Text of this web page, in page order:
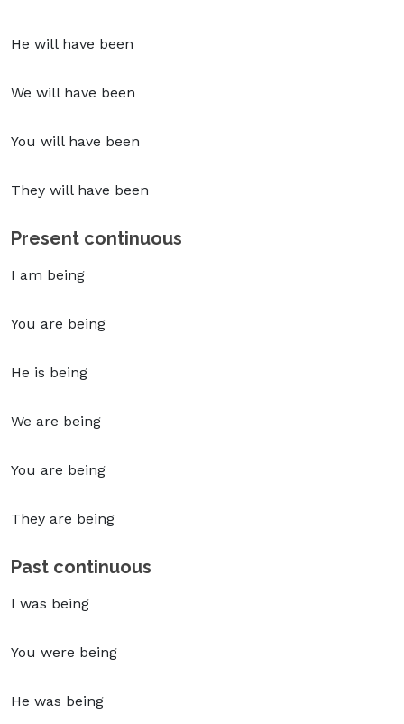
He will have been
We will have been
You will have been
They will have been
Present continuous
I am being
You are being
He is being
We are being
You are being
They are being
Past continuous
I was being
You were being
He was being